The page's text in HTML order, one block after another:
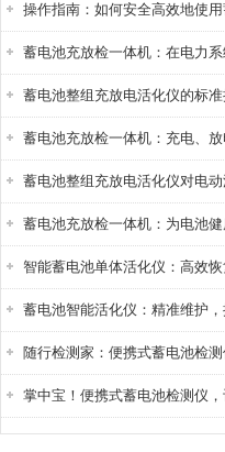
随行检测家：便携式蓄电池检